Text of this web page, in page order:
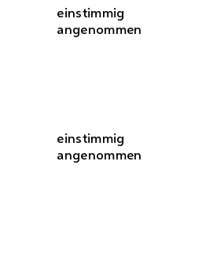
einstimmig
angenommen
einstimmig
angenommen